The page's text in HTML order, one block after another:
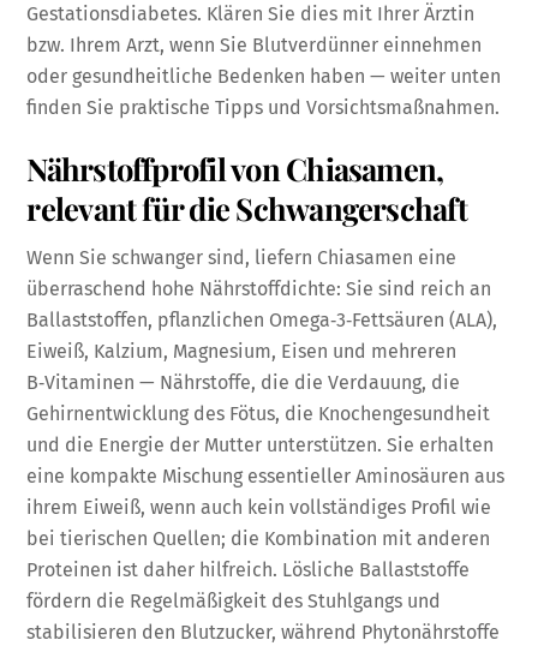
Gestationsdiabetes. Klären Sie dies mit Ihrer Ärztin
bzw. Ihrem Arzt, wenn Sie Blutverdünner einnehmen
oder gesundheitliche Bedenken haben — weiter unten
finden Sie praktische Tipps und Vorsichtsmaßnahmen.
Nährstoffprofil von Chiasamen,
relevant für die Schwangerschaft
Wenn Sie schwanger sind, liefern Chiasamen eine
überraschend hohe Nährstoffdichte: Sie sind reich an
Ballaststoffen, pflanzlichen Omega‑3‑Fettsäuren (ALA),
Eiweiß, Kalzium, Magnesium, Eisen und mehreren
B‑Vitaminen — Nährstoffe, die die Verdauung, die
Gehirnentwicklung des Fötus, die Knochengesundheit
und die Energie der Mutter unterstützen. Sie erhalten
eine kompakte Mischung essentieller Aminosäuren aus
ihrem Eiweiß, wenn auch kein vollständiges Profil wie
bei tierischen Quellen; die Kombination mit anderen
Proteinen ist daher hilfreich. Lösliche Ballaststoffe
fördern die Regelmäßigkeit des Stuhlgangs und
stabilisieren den Blutzucker, während Phytonährstoffe